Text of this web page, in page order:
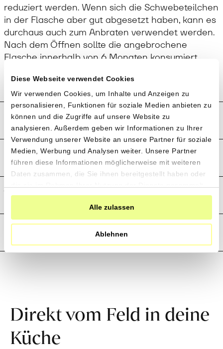
Diese Webseite verwendet Cookies
Wir verwenden Cookies, um Inhalte und Anzeigen zu
personalisieren, Funktionen für soziale Medien anbieten zu
können und die Zugriffe auf unsere Website zu
analysieren. Außerdem geben wir Informationen zu Ihrer
Verwendung unserer Website an unsere Partner für soziale
Medien, Werbung und Analysen weiter. Unsere Partner
führen diese Informationen möglicherweise mit weiteren
Daten zusammen, die Sie ihnen bereitgestellt haben oder
haben.
Alle zulassen
Ablehnen
reduziert werden. Wenn sich die Schwebeteilchen
in der Flasche aber gut abgesetzt haben, kann es
durchaus auch zum Anbraten verwendet werden.
Nach dem Öffnen sollte die angebrochene
Flasche innerhalb von 6 Monaten konsumiert
Produktion und Anbau
Preistransparenz
Weitere Informationen
Rezensionen
Direkt vom Feld in deine
Küche